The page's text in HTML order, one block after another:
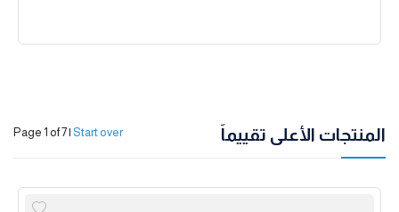
المنتجات الأعلى تقييماً Page 1 of 7| Start over